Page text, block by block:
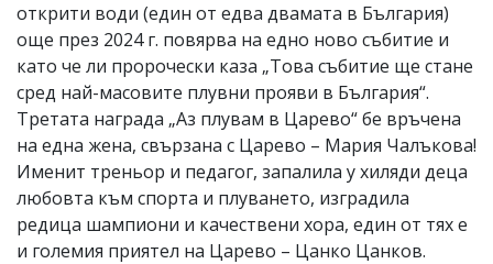
открити води (един от едва двамата в България)
още през 2024 г. повярва на едно ново събитие и
като че ли пророчески каза „Това събитие ще стане
сред най-масовите плувни прояви в България“.
Третата награда „Аз плувам в Царево“ бе връчена
на една жена, свързана с Царево – Мария Чалъкова!
Именит треньор и педагог, запалила у хиляди деца
любовта към спорта и плуването, изградила
редица шампиони и качествени хора, един от тях е
и големия приятел на Царево – Цанко Цанков.